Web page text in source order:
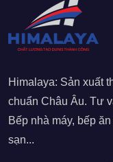
Himalaya: Sản xuất
chuẩn Châu Âu. Tư
Bếp nhà máy, bếp
sạn...